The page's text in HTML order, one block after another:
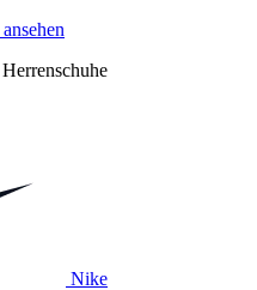
Herrenschuhe
Nike